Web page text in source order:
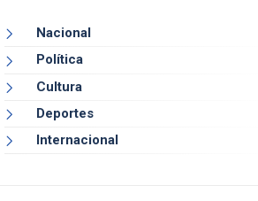
Nacional
Política
Cultura
Deportes
Internacional